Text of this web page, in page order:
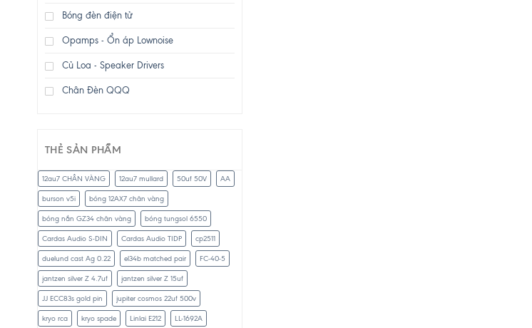
Bóng đèn điện tử
Opamps - Ổn áp Lownoise
Củ Loa - Speaker Drivers
Chân Đèn QQQ
THẺ SẢN PHẨM
12au7 CHÂN VÀNG 12au7 mullard 50uf 50V AA
burson v5i bóng 12AX7 chân vàng
bóng nắn GZ34 chân vàng bóng tungsol 6550
Cardas Audio S-DIN Cardas Audio TIDP cp2511
duelund cast Ag 0.22 el34b matched pair FC-40-5
jantzen silver Z 4.7uf jantzen silver Z 15uf
JJ ECC83s gold pin jupiter cosmos 22uf 500v
kryo rca kryo spade Linlai E212 LL-1692A